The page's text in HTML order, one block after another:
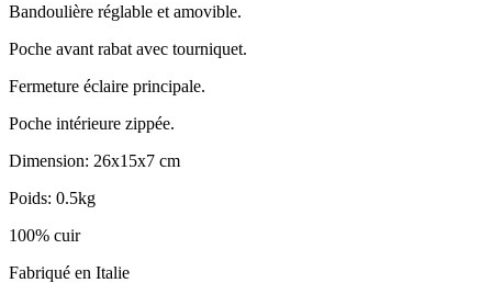
Bandoulière réglable et amovible.
Poche avant rabat avec tourniquet.
Fermeture éclaire principale.
Poche intérieure zippée.
Dimension: 26x15x7 cm
Poids: 0.5kg
100% cuir
Fabriqué en Italie